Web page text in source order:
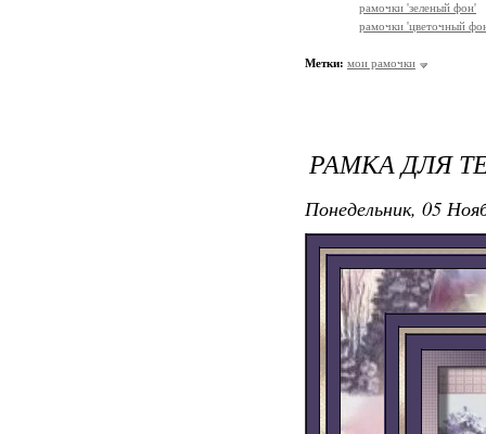
рамочки 'зеленый фон'
рамочки 'цветочный
Метки: мои рамочки
РАМКА ДЛЯ
Понедельник, 05